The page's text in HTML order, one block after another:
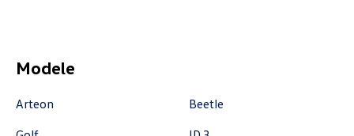
Modele
Arteon
Beetle